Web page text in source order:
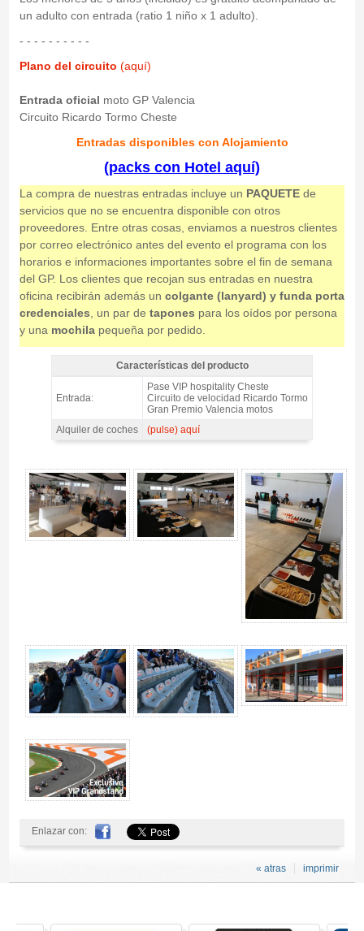
un adulto con entrada (ratio 1 niño x 1 adulto).
- - - - - - - - - -
Plano del circuito (aquí)
Entrada oficial moto GP Valencia
Circuito Ricardo Tormo Cheste
Entradas disponibles con Alojamiento
(packs con Hotel aquí)
La compra de nuestras entradas incluye un PAQUETEde
servicios que no se encuentra disponible con otros
proveedores. Entre otras cosas, enviamos a nuestros clientes
por correo electrónico antes del evento el programa con los
horarios e informaciones importantes sobre el fin de semana
del GP. Los clientes que recojan sus entradas en nuestra
oficina recibirán además un colgante (lanyard) y funda porta
credenciales , un par de tapones para los oídos por persona
y una mochilapequeña por pedido.
Pase VIP Orange Lounge MotoGP Valencia 2026 - Características
del producto
Características del producto
Entrada:
Pase VIP hospitality Cheste
Circuito de velocidad Ricardo Tormo
Gran Premio Valencia motos
Alquiler de coches
(pulse) aquí
Enlazar con:
imprimir
« atras